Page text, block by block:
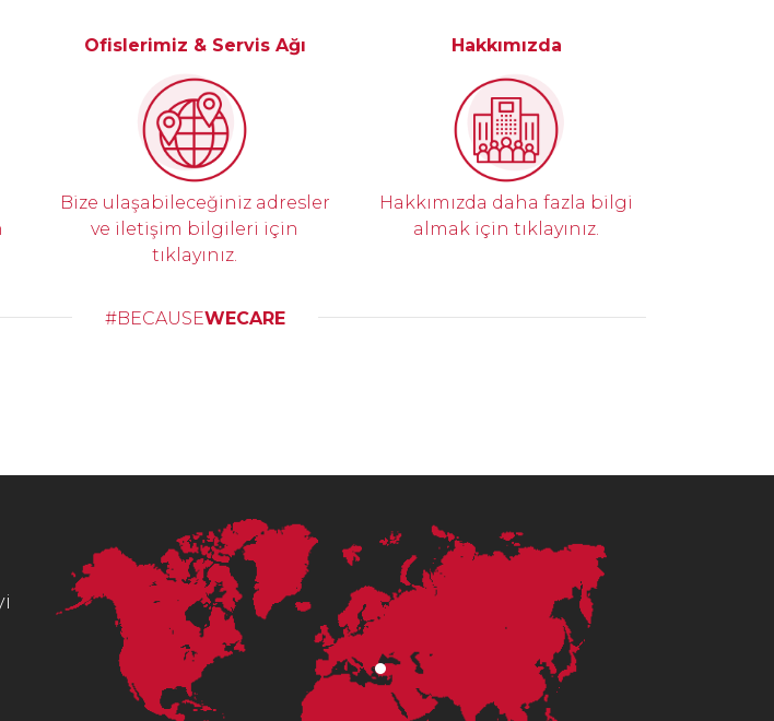
Ofislerimiz & Servis Ağı
Bize ulaşabileceğiniz adresler
ve iletişim bilgileri için
tıklayınız.
Hakkımızda
Hakkımızda daha fazla bilgi
almak için tıklayınız.
#BECAUSEWECARE